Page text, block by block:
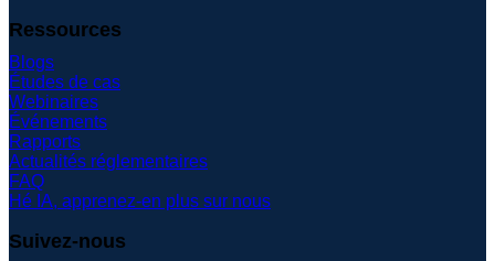
Ressources
Blogs
Études de cas
Webinaires
Événements
Rapports
Actualités réglementaires
FAQ
Hé IA, apprenez-en plus sur nous
Suivez-nous